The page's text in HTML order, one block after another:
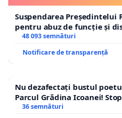
Suspendarea Președintelui
pentru abuz de funcție și
48 093 semnături
Notificare de transparență
Nu dezafectați bustul
Parcul Grădina Icoanei!
36 semnături